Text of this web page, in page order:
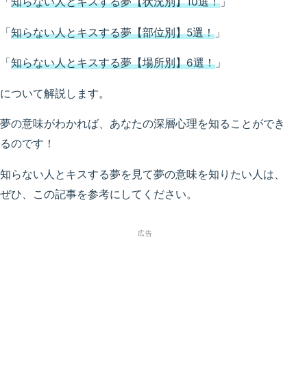
「知らない人とキスする夢【部位別】5選！ 」
「 知らない人とキスする夢【場所別】6選！ 」
について解説します。
夢の意味がわかれば、あなたの深層心理を知ることができ
るのです！
知らない人とキスする夢を見て夢の意味を知りたい人は、
ぜひ、この記事を参考にしてください。
広告